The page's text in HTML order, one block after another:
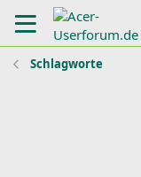
Schlagworte